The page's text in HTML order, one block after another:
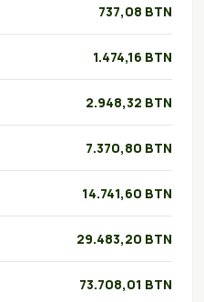
737,08 BTN
1.474,16 BTN
2.948,32 BTN
7.370,80 BTN
14.741,60 BTN
29.483,20 BTN
73.708,01 BTN